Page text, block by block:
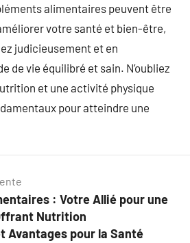
alimentaires peuvent être
votre santé et bien-être,
judicieusement et en
de vie équilibré et sain. N’oubliez
et une activité physique
pour atteindre une
: Votre Allié pour une
Nutrition
Avantages pour la Santé